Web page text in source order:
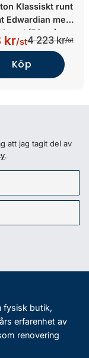
Klassiskt runt
Edwardian med
(56cm)
kr/st4 223 kr/st
Köp
att jag tagit del av
.
fysisk butik,
erfarenhet av
renovering